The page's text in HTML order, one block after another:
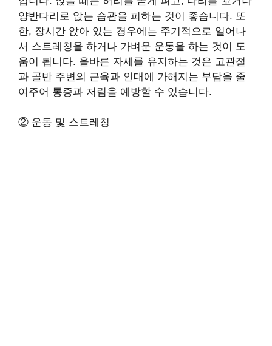
양반다리로 앉는 습관을 피하는 것이 좋습니다. 또
한, 장시간 앉아 있는 경우에는 주기적으로 일어나
서 스트레칭을 하거나 가벼운 운동을 하는 것이 도
움이 됩니다. 올바른 자세를 유지하는 것은 고관절
과 골반 주변의 근육과 인대에 가해지는 부담을 줄
여주어 통증과 저림을 예방할 수 있습니다.
② 운동 및 스트레칭